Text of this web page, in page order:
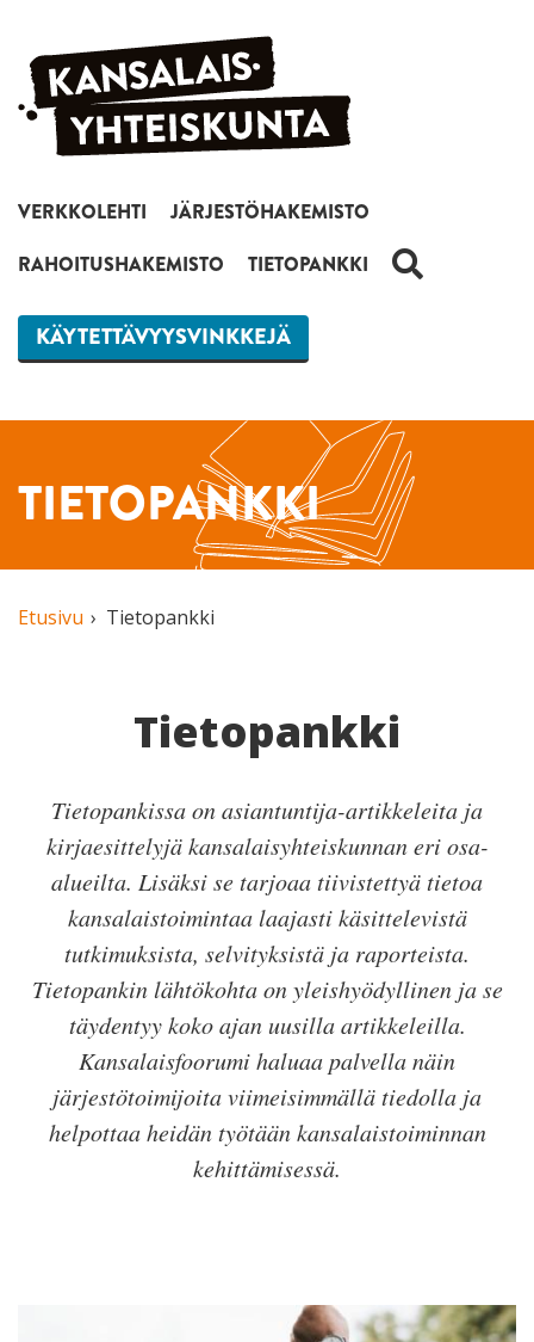
Siirry sisältöön
VERKKOLEHTI
JÄRJESTÖHAKEMISTO
RAHOITUSHAKEMISTO
TIETOPANKKI HAKU
KÄYTETTÄVYYSVINKKEJÄ
TIETOPANKKI
Etusivu Tietopankki
Tietopankki
Tietopankissa on asiantuntija-artikkeleita ja
kirjaesittelyjä kansalaisyhteiskunnan eri osa-
alueilta. Lisäksi se tarjoaa tiivistettyä tietoa
kansalaistoimintaa laajasti käsittelevistä
tutkimuksista, selvityksistä ja raporteista.
Tietopankin lähtökohta on yleishyödyllinen ja se
täydentyy koko ajan uusilla artikkeleilla.
Kansalaisfoorumi haluaa palvella näin
järjestötoimijoita viimeisimmällä tiedolla ja
helpottaa heidän työtään kansalaistoiminnan
kehittämisessä.